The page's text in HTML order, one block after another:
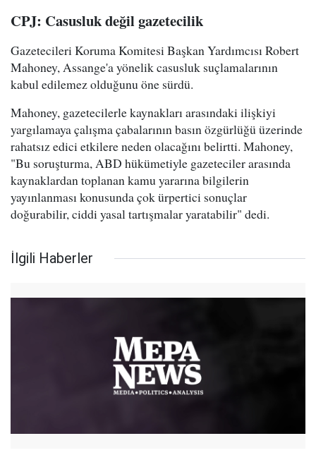
CPJ: Casusluk değil gazetecilik
Gazetecileri Koruma Komitesi Başkan Yardımcısı Robert
Mahoney, Assange'a yönelik casusluk suçlamalarının
kabul edilemez olduğunu öne sürdü.
Mahoney, gazetecilerle kaynakları arasındaki ilişkiyi
yargılamaya çalışma çabalarının basın özgürlüğü üzerinde
rahatsız edici etkilere neden olacağını belirtti. Mahoney,
"Bu soruşturma, ABD hükümetiyle gazeteciler arasında
kaynaklardan toplanan kamu yararına bilgilerin
yayınlanması konusunda çok ürpertici sonuçlar
doğurabilir, ciddi yasal tartışmalar yaratabilir" dedi.
İlgili Haberler